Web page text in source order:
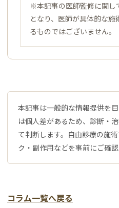
※本記事の医師監修に関し
となり、医師が具体的な
るものではございません。
本記事は一般的な情報提供を
は個人差があるため、診断・
て判断します。自由診療の施
ク・副作用などを事前にご確認
コラム一覧へ戻る